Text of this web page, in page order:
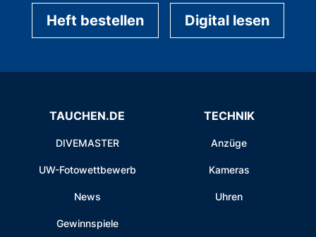
Heft bestellen Digital lesen
TAUCHEN.DE
DIVEMASTER
UW-Fotowettbewerb
News
Gewinnspiele
TECHNIK
Anzüge
Kameras
Uhren